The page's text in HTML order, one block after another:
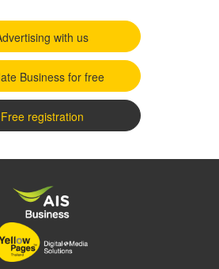
with us
Business for free
Free registration